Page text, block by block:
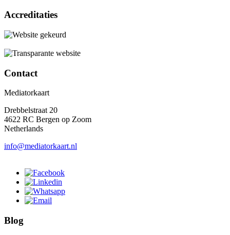
Accreditaties
Contact
Mediatorkaart
Drebbelstraat 20
4622 RC Bergen op Zoom
Netherlands
info@mediatorkaart.nl
Blog